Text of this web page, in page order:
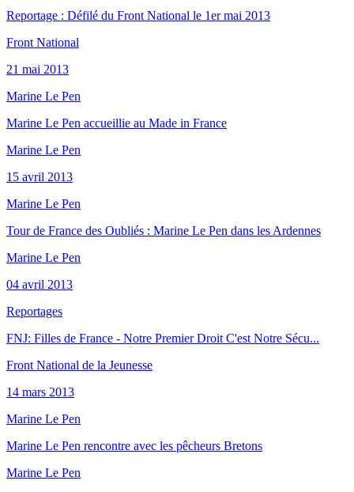
Reportage : Défilé du Front National le 1er mai 2013
Front National
21 mai 2013
Marine Le Pen
Marine Le Pen accueillie au Made in France
Marine Le Pen
15 avril 2013
Marine Le Pen
Tour de France des Oubliés : Marine Le Pen dans les Ardennes
Marine Le Pen
04 avril 2013
Reportages
FNJ: Filles de France - Notre Premier Droit C'est Notre Sécu...
Front National de la Jeunesse
14 mars 2013
Marine Le Pen
Marine Le Pen rencontre avec les pêcheurs Bretons
Marine Le Pen